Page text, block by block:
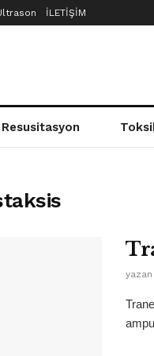
İLETİŞİM
Resusitasyon
yazan